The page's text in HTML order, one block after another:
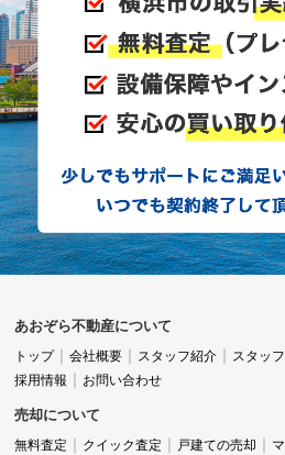
あおぞら不動産について
トップ 会社概要 スタッフ紹介 スタッ
採用情報
お問い合わせ
売却について
無料査定 クイック査定 戸建ての売却